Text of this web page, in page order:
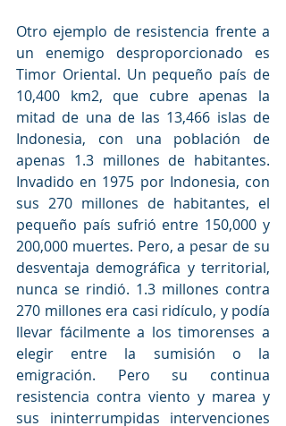
Otro ejemplo de resistencia frente a
un enemigo desproporcionado es
Timor Oriental. Un pequeño país de
10,400 km2, que cubre apenas la
mitad de una de las 13,466 islas de
Indonesia, con una población de
apenas 1.3 millones de habitantes.
Invadido en 1975 por Indonesia, con
sus 270 millones de habitantes, el
pequeño país sufrió entre 150,000 y
200,000 muertes. Pero, a pesar de su
desventaja demográfica y territorial,
nunca se rindió. 1.3 millones contra
270 millones era casi ridículo, y podía
llevar fácilmente a los timorenses a
elegir entre la sumisión o la
emigración. Pero su continua
resistencia contra viento y marea y
sus ininterrumpidas intervenciones